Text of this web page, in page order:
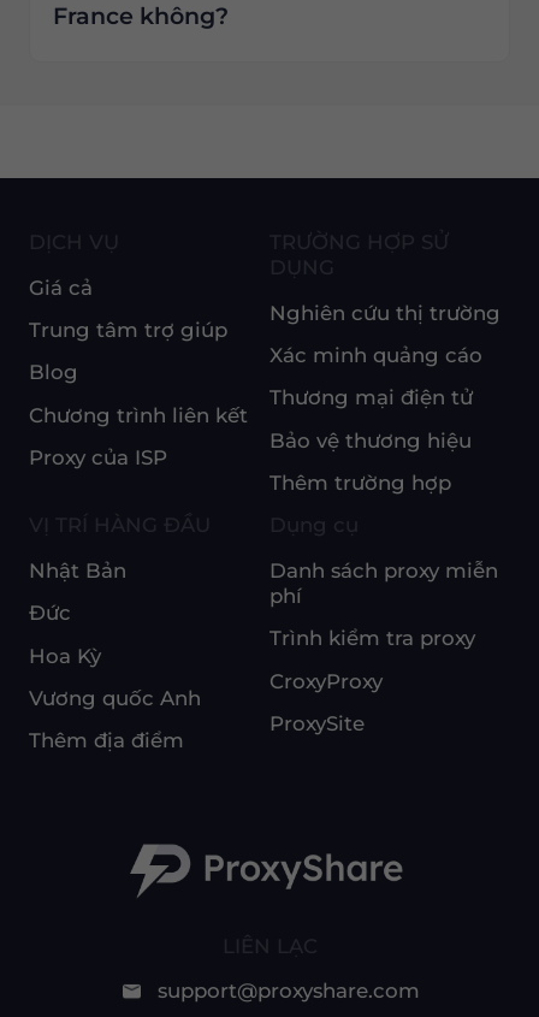
France không?
LIÊN LẠC
support@proxyshare.com
DỊCH VỤ
Giá cả
Trung tâm trợ giúp
Blog
Chương trình liên kết
Proxy của ISP
TRƯỜNG HỢP SỬ
DỤNG
Nghiên cứu thị trường
Xác minh quảng cáo
Thương mại điện tử
Bảo vệ thương hiệu
Thêm trường hợp
VỊ TRÍ HÀNG ĐẦU
Nhật Bản
Đức
Hoa Kỳ
Vương quốc Anh
Thêm địa điểm
Dụng cụ
Danh sách proxy miễn
phí
Trình kiểm tra proxy
CroxyProxy
ProxySite